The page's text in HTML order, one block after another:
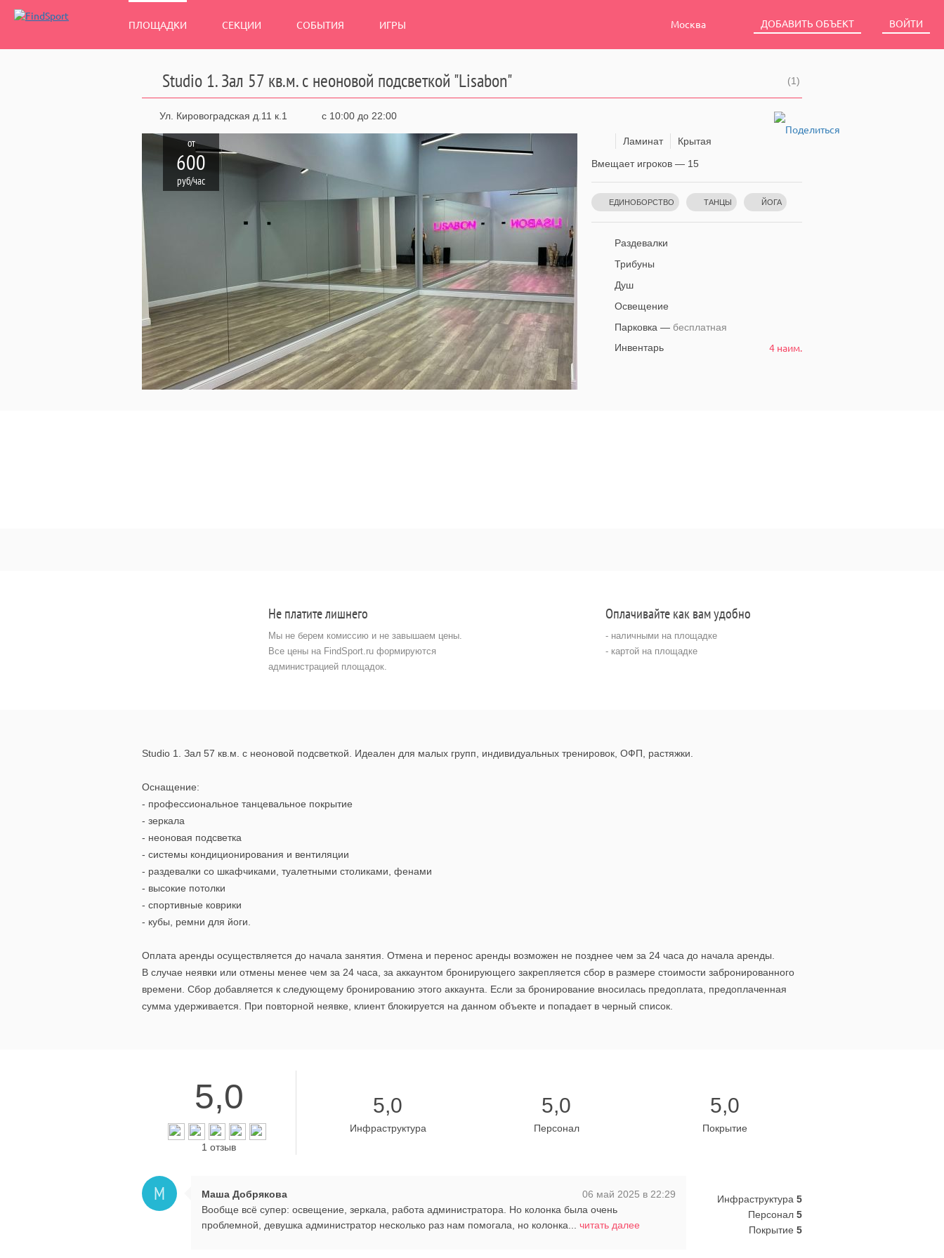
ПЛОЩАДКИ СЕКЦИИ СОБЫТИЯ ИГРЫ Москва ДОБАВИТЬ ОБЪЕКТ ВОЙТИ
Studio 1. Зал 57 кв.м. с неоновой подсветкой "Lisabon" (1)
Ул. Кировоградская д.11 к.1 с 10:00 до 22:00
от
600
руб/час
Ламинат
Крытая
Вмещает игроков — 15
ЕДИНОБОРСТВО ТАНЦЫ ЙОГА
ГИМНАСТИКА
Раздевалки
Трибуны
Душ
Освещение
Парковка — бесплатная
Инвентарь
4 наим.
Не платите лишнего
Мы не берем комиссию и не завышаем цены.
Все цены на FindSport.ru формируются
администрацией площадок.
Оплачивайте как вам удобно
- наличными на площадке
- картой на площадке
Studio 1. Зал 57 кв.м. с неоновой подсветкой. Идеален для малых групп, индивидуальных тренировок, ОФП, растяжки.
Оснащение:
- профессиональное танцевальное покрытие
- зеркала
- неоновая подсветка
- системы кондиционирования и вентиляции
- раздевалки со шкафчиками, туалетными столиками, фенами
- высокие потолки
- спортивные коврики
- кубы, ремни для йоги.
Оплата аренды осуществляется до начала занятия. Отмена и перенос аренды возможен не позднее чем за 24 часа до начала аренды.
В случае неявки или отмены менее чем за 24 часа, за аккаунтом бронирующего закрепляется сбор в размере стоимости забронированного
времени. Сбор добавляется к следующему бронированию этого аккаунта. Если за бронирование вносилась предоплата, предоплаченная
сумма удерживается. При повторной неявке, клиент блокируется на данном объекте и попадает в черный список.
5,0
1 отзыв
5,0
Инфраструктура
5,0
Персонал
5,0
Покрытие
М Маша Добрякова
06 май 2025 в 22:29
Вообще всë супер: освещение, зеркала, работа администратора. Но колонка была очень
проблемной, девушка администратор несколько раз нам помогала, но колонка... читать далее
Инфраструктура 5
Персонал 5
Покрытие 5